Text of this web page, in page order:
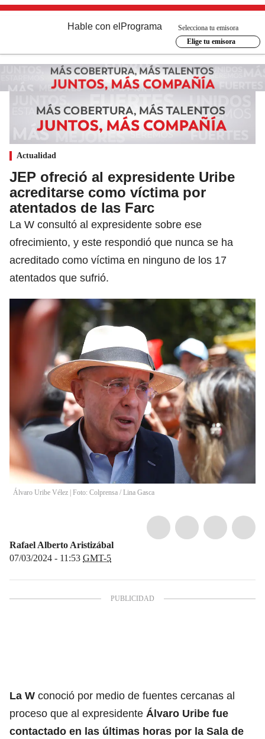
Hable con el Programa
Selecciona tu emisora
Elige tu emisora
Actualidad
JEP ofreció al expresidente Uribe
acreditarse como víctima por
atentados de las Farc
La W consultó al expresidente sobre ese
ofrecimiento, y este respondió que nunca se ha
acreditado como víctima en ninguno de los 17
atentados que sufrió.
Álvaro Uribe Vélez | Foto: Colprensa / Lina Gasca
Rafael Alberto Aristizábal
07/03/2024 - 11:53 GMT-5
La W conoció por medio de fuentes cercanas al
proceso que al expresidente Álvaro Uribe fue
contactado en las últimas horas por la Sala de